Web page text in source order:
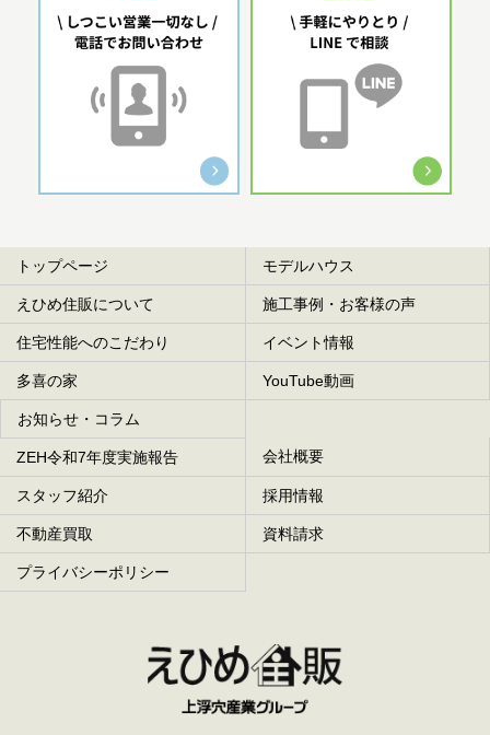
トップページ モデルハウス
えひめ住販について 施工事例・お客様の声
住宅性能へのこだわり イベント情報
多喜の家 YouTube動画
お知らせ・コラム
ZEH令和7年度実施報告 会社概要
スタッフ紹介 採用情報
不動産買取 資料請求
プライバシーポリシー